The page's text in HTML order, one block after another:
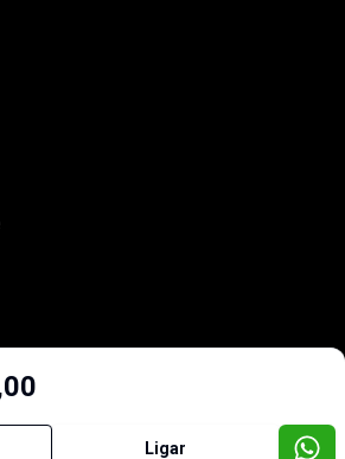
Ligar
Imobiliária Certificada:
Selo de Tecnologia Loft